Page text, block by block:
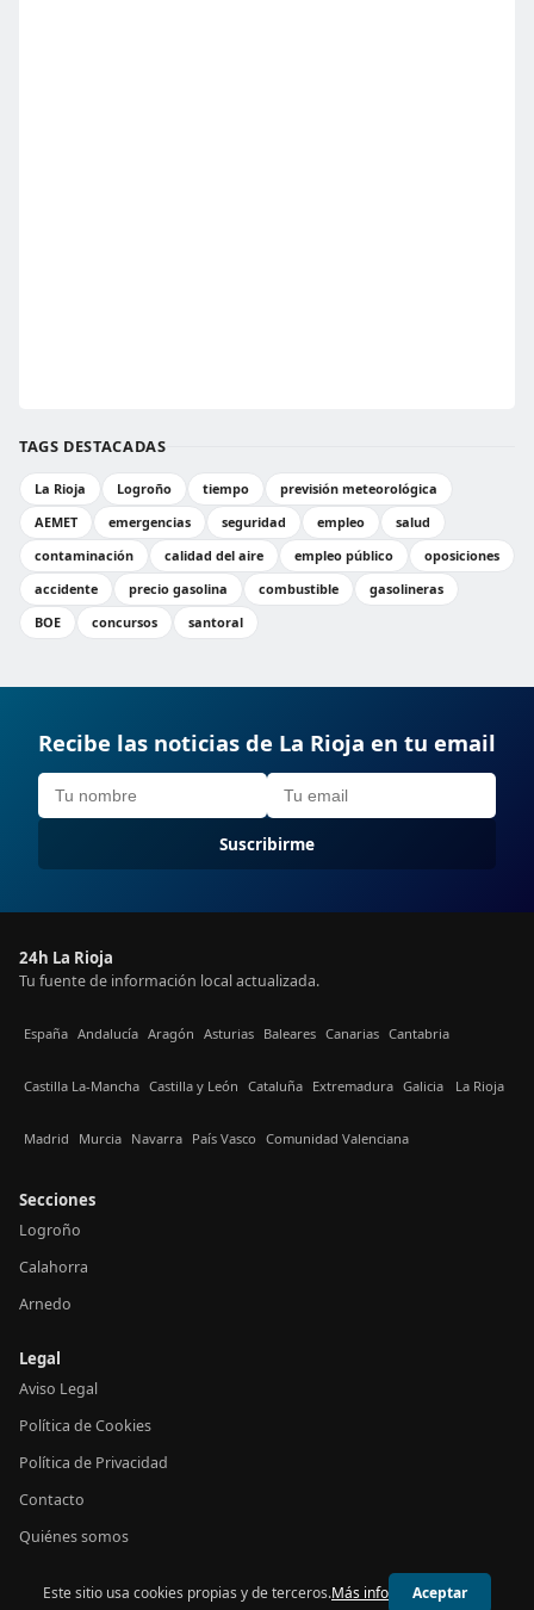
TAGS DESTACADAS
La Rioja Logroño tiempo
previsión meteorológica
AEMET
emergencias seguridad empleo
salud
contaminación
calidad del aire empleo público
oposiciones
accidente
precio gasolina combustible
gasolineras
BOE
concursos santoral
Recibe las noticias de La Rioja en tu email
Suscribirme
24h La Rioja
Tu fuente de información local actualizada.
España Andalucía Aragón Asturias Baleares Canarias Cantabria
Castilla La-Mancha Castilla y León Cataluña Extremadura Galicia La Rioja
Madrid Murcia Navarra País Vasco Comunidad Valenciana
Secciones
Logroño
Calahorra
Arnedo
Legal
Aviso Legal
Política de Cookies
Política de Privacidad
Contacto
Quiénes somos
© 2026 24h La Rioja
Este sitio usa cookies propias y de terceros.Más info Aceptar